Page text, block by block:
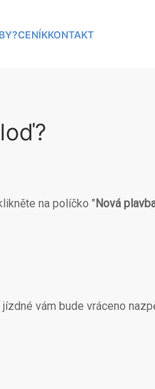
CENÍKKONTAKT
na políčko "Nová
vám bude vráceno